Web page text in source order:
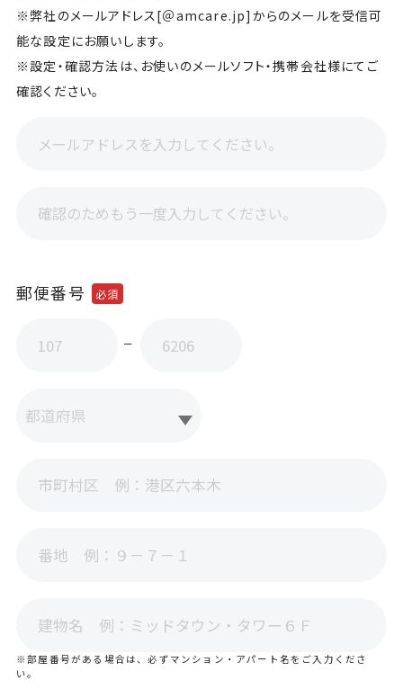
サプリメント
至福のグルメ
ザ・カハラ バスアメニティー
会社概要
利用規約
プライバシーポリシー
よくあるご質問
ラクラク定期便
※弊社のメールアドレス[＠amcare.jp]からのメールを受信可
能な設定にお願いします。
※設定・確認方法は、お使いのメールソフト・携帯会社様にてご
確認ください。
郵便番号 必須
ー
※部屋番号がある場合は、必ずマンション・アパート名をご入力くださ
い。